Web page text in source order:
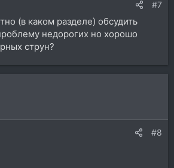
#7
(в каком разделе) обсудить
недорогих но хорошо
струн?
#8